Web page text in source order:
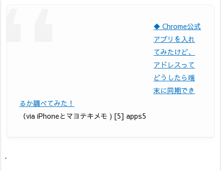
◆ Chrome公式
アプリを入れ
てみたけど、
アドレスって
どうしたら端
末に同期でき
るか調べてみた！
（via iPhoneとマヨテキメモ ) [5] apps5
.